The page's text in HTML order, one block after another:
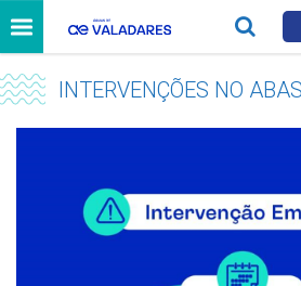
INTERVENÇÕES NO